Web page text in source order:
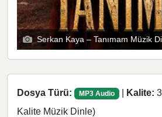
Serkan Kaya – Tanımam Müzik
Dosya Türü: MP3 Audio | Kalite:
Kalite Müzik Dinle)